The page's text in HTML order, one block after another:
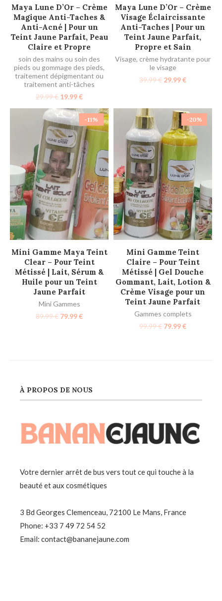
AJOUTER AU PANIER
Maya Lune D’Or – Crème
Magique Anti-Taches &
Anti-Acné | Pour un
Teint Jaune Parfait, Peau
Claire et Propre
soin des mains ou soin des
pieds ou gommage des pieds,
traitement dépigmentant ou
traitement anti-tâches
29.99€ 19.99€
AJOUTER AU PANIER
Maya Lune D’Or – Crème
Visage Éclaircissante
Anti-Taches | Pour un
Teint Jaune Parfait,
Propre et Sain
Visage, crème hydratante pour
le visage
39.99€ 29.99€
-11%
AJOUTER AU PANIER
Mini Gamme Maya Teint
Clear – Pour Teint
Métissé | Lait, Sérum &
Huile pour un Teint
Jaune Parfait
Mini Gammes
89.99€ 79.99€
-20%
AJOUTER AU PANIER
Mini Gamme Teint
Claire – Pour Teint
Métissé | Gel Douche
Gommant, Lait, Lotion &
Crème Visage pour un
Teint Jaune Parfait
Gammes complets
99.99€ 79.99€
À PROPOS DE NOUS
Votre dernier arrêt de bus vers tout ce qui touche à la
beauté et aux cosmétiques
3 Bd Georges Clemenceau, 72100 Le Mans, France
Phone: +33 7 49 72 54 52
Email: contact@bananejaune.com